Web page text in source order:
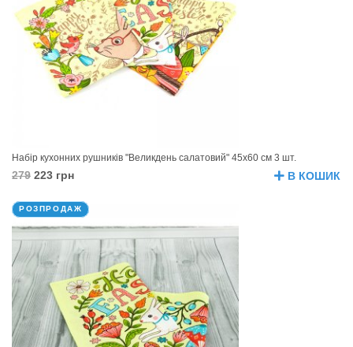
Набір кухонних рушників "Великдень салатовий" 45х60 см 3 шт.
279 223 грн В КОШИК
РОЗПРОДАЖ